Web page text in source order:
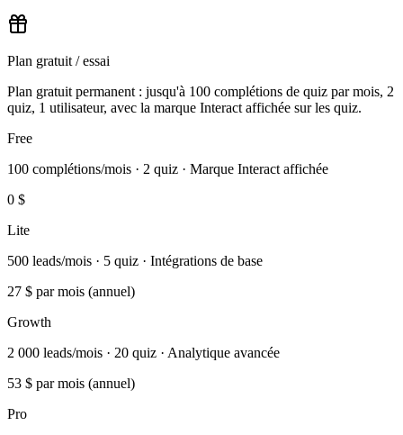
Plan gratuit / essai
Plan gratuit permanent : jusqu'à 100 complétions de quiz par mois, 2
quiz, 1 utilisateur, avec la marque Interact affichée sur les quiz.
Free
100 complétions/mois · 2 quiz · Marque Interact affichée
0 $
Lite
500 leads/mois · 5 quiz · Intégrations de base
27 $ par mois (annuel)
Growth
2 000 leads/mois · 20 quiz · Analytique avancée
53 $ par mois (annuel)
Pro